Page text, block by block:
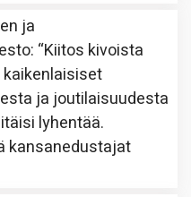
ja
: “Kiitos kivoista
ja joutilaisuudesta
lyhentää.
kansanedustajat